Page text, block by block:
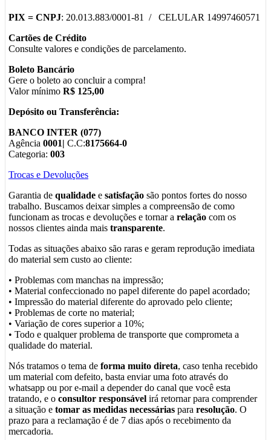
PIX = CNPJ: 20.013.883/0001-81 / CELULAR 14997460571
Cartões de Crédito
Consulte valores e condições de parcelamento.
Boleto Bancário
Gere o boleto ao concluir a compra!
Valor mínimo R$ 125,00
Depósito ou Transferência:
BANCO INTER (077)
Agência 0001| C.C:8175664-0
Categoria: 003
Trocas e Devoluções
Garantia de qualidade e satisfação são pontos fortes do nosso
trabalho. Buscamos deixar simples a compreensão de como
funcionam as trocas e devoluções e tornar a relação com os
nossos clientes ainda mais transparente.
Todas as situações abaixo são raras e geram reprodução imediata
do material sem custo ao cliente:
• Problemas com manchas na impressão;
• Material confeccionado no papel diferente do papel acordado;
• Impressão do material diferente do aprovado pelo cliente;
• Problemas de corte no material;
• Variação de cores superior a 10%;
• Todo e qualquer problema de transporte que comprometa a
qualidade do material.
Nós tratamos o tema de forma muito direta, caso tenha recebido
um material com defeito, basta enviar uma foto através do
whatsapp ou por e-mail a depender do canal que você esta
tratando, e o consultor responsável irá retornar para comprender
a situação e tomar as medidas necessárias para resolução. O
prazo para a reclamação é de 7 dias após o recebimento da
mercadoria.